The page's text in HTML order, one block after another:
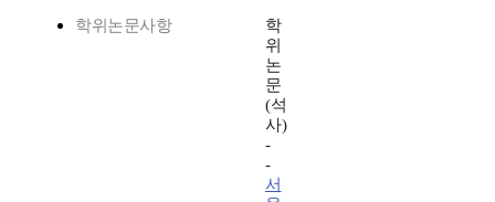
학위논문사항
학
위
논
문
(석
사)
-
-
서